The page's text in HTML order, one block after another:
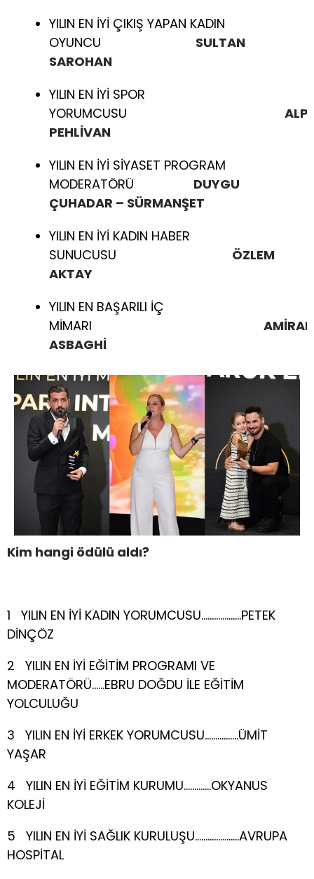
YILIN EN İYİ ÇIKIŞ YAPAN KADIN
OYUNCU SULTAN
SAROHAN
YILIN EN İYİ SPOR
YORUMCUSU ALP
PEHLİVAN
YILIN EN İYİ SİYASET PROGRAM
MODERATÖRÜ DUYGU
ÇUHADAR – SÜRMANŞET
YILIN EN İYİ KADIN HABER
SUNUCUSU ÖZLEM
AKTAY
YILIN EN BAŞARILI İÇ
MİMARI AMİRALİ
ASBAGHİ
Kim hangi ödülü aldı?
1 YILIN EN İYİ KADIN YORUMCUSU……………….PETEK
DİNÇÖZ
2 YILIN EN İYİ EĞİTİM PROGRAMI VE
MODERATÖRÜ……EBRU DOĞDU İLE EĞİTİM
YOLCULUĞU
3 YILIN EN İYİ ERKEK YORUMCUSU…………….ÜMİT
YAŞAR
4 YILIN EN İYİ EĞİTİM KURUMU………….OKYANUS
KOLEJİ
5 YILIN EN İYİ SAĞLIK KURULUŞU…………………AVRUPA
HOSPİTAL